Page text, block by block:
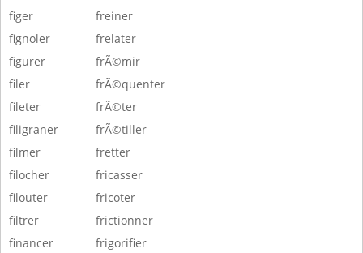
figer
fignoler
figurer
filer
fileter
filigraner
filmer
filocher
filouter
filtrer
financer
freiner
frelater
frÃ©mir
frÃ©quenter
frÃ©ter
frÃ©tiller
fretter
fricasser
fricoter
frictionner
frigorifier